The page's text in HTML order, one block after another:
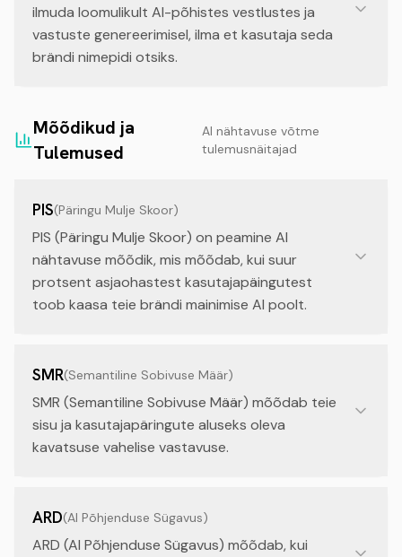
ilmuda loomulikult AI-põhistes vestlustes ja
vastuste genereerimisel, ilma et kasutaja seda
brändi nimepidi otsiks.
Mõõdikud ja
Tulemused
AI nähtavuse võtme
tulemusnäitajad
PIS(Päringu Mulje Skoor)
PIS (Päringu Mulje Skoor) on peamine AI
nähtavuse mõõdik, mis mõõdab, kui suur
protsent asjaohastest kasutajapäingutest
toob kaasa teie brändi mainimise AI poolt.
SMR(Semantiline Sobivuse Määr)
SMR (Semantiline Sobivuse Määr) mõõdab teie
sisu ja kasutajapäringute aluseks oleva
kavatsuse vahelise vastavuse.
ARD(AI Põhjenduse Sügavus)
ARD (AI Põhjenduse Sügavus) mõõdab, kui